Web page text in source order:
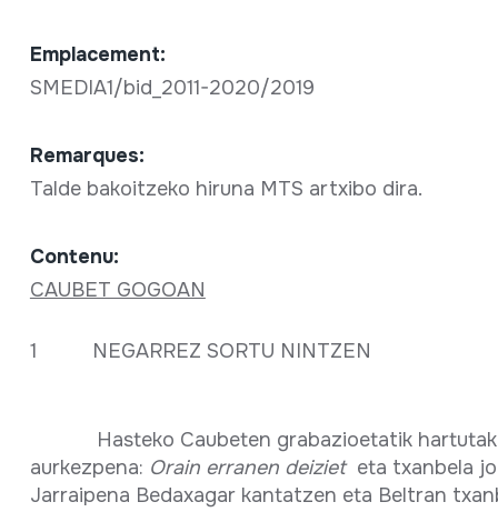
Emplacement:
SMEDIA1/bid_2011-2020/2019
Remarques:
Talde bakoitzeko hiruna MTS artxibo dira.
Contenu:
CAUBET GOGOAN
1 NEGARREZ SORTU NINTZEN
Hasteko Caubeten grabazioetatik
aurkezpena: Orain erranen deizieteta txanbela
Jarraipena Bedaxagar kantatzen eta Beltran